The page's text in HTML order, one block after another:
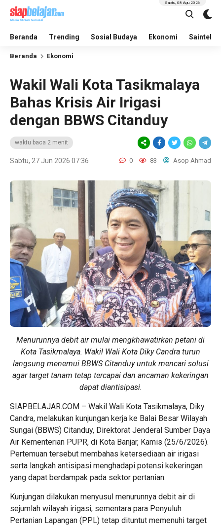
Beranda Trending Sosial Budaya Ekonomi Saintek
Sabtu, 08 Agu 2026
Beranda Ekonomi
Wakil Wali Kota Tasikmalaya
Bahas Krisis Air Irigasi
dengan BBWS Citanduy
waktu baca 2 menit
Sabtu, 27 Jun 2026 07:36 0 83 Asop Ahmad
Menurunnya debit air mulai mengkhawatirkan petani di
Kota Tasikmalaya. Wakil Wali Kota Diky Candra turun
langsung menemui BBWS Citanduy untuk mencari solusi
agar target tanam tetap tercapai dan ancaman kekeringan
dapat diantisipasi.
SIAPBELAJAR.COM – Wakil Wali Kota Tasikmalaya, Diky
Candra, melakukan kunjungan kerja ke Balai Besar Wilayah
Sungai (BBWS) Citanduy, Direktorat Jenderal Sumber Daya
Air Kementerian PUPR, di Kota Banjar, Kamis (25/6/2026).
Pertemuan tersebut membahas ketersediaan air irigasi
serta langkah antisipasi menghadapi potensi kekeringan
yang dapat berdampak pada sektor pertanian.
Kunjungan dilakukan menyusul menurunnya debit air di
sejumlah wilayah irigasi, sementara para Penyuluh
Pertanian Lapangan (PPL) tetap dituntut memenuhi target